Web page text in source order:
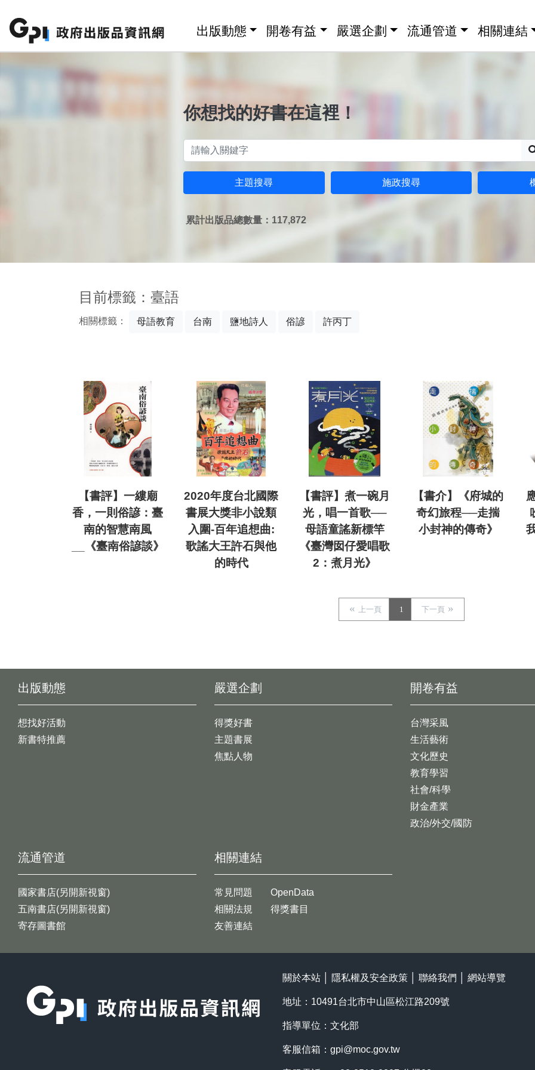
出版動態 開卷有益 嚴選企劃 流通管道 相關連結
你想找的好書在這裡！
主題搜尋 施政搜尋
累計出版品總數量：117,872
目前標籤：臺語
相關標籤： 母語教育 台南 鹽地詩人 俗諺 許丙丁
【書評】一縷廟
香，一則俗諺：臺
南的智慧南風
__《臺南俗諺談》
2020年度台北國際
書展大獎非小說類
入圍-百年追想曲:
歌謠大王許石與他
的時代
【書評】煮一碗月
光，唱一首歌──
母語童謠新標竿
《臺灣囡仔愛唱歌
2：煮月光》
【書介】《府城的
奇幻旅程──走揣
小封神的傳奇》
上一頁 1 下一頁
出版動態
想找好活動
新書特推薦
開卷有益
台灣采風
生活藝術
文化歷史
教育學習
社會/科學
財金產業
政治/外交/國防
嚴選企劃
得獎好書
主題書展
焦點人物
流通管道
國家書店(另開新視窗)
五南書店(另開新視窗)
寄存圖書館
相關連結
常見問題
相關法規
友善連結
OpenData
得獎書目
關於本站 隱私權及安全政策 聯絡我們 網站導覽
地址：10491台北市中山區松江路209號
指導單位：文化部
客服信箱： gpi@moc.gov.tw